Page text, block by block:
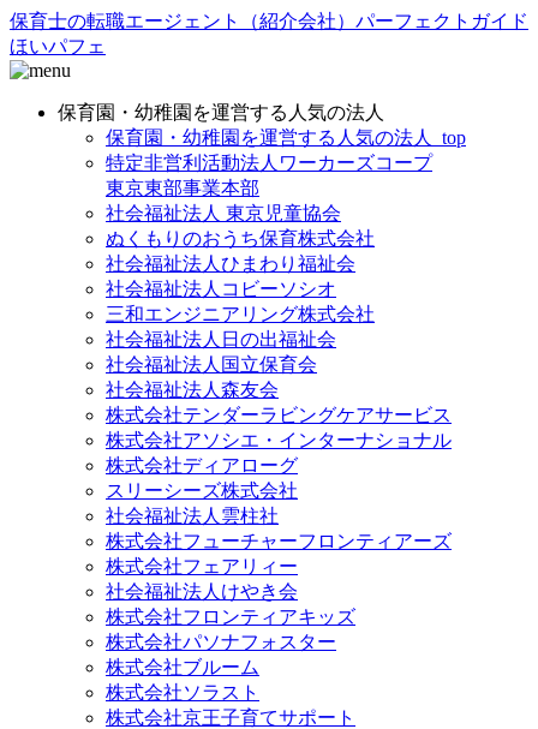
保育士の転職エージェント（紹介会社）パーフェクトガイド
ほいパフェ
保育園・幼稚園を運営する人気の法人
保育園・幼稚園を運営する人気の法人_top
特定非営利活動法人ワーカーズコープ
東京東部事業本部
社会福祉法人 東京児童協会
ぬくもりのおうち保育株式会社
社会福祉法人ひまわり福祉会
社会福祉法人コビーソシオ
三和エンジニアリング株式会社
社会福祉法人日の出福祉会
社会福祉法人国立保育会
社会福祉法人森友会
株式会社テンダーラビングケアサービス
株式会社アソシエ・インターナショナル
株式会社ディアローグ
スリーシーズ株式会社
社会福祉法人雲柱社
株式会社フューチャーフロンティアーズ
株式会社フェアリィー
社会福祉法人けやき会
株式会社フロンティアキッズ
株式会社パソナフォスター
株式会社ブルーム
株式会社ソラスト
株式会社京王子育てサポート